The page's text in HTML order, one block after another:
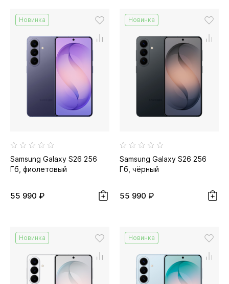
Новинка
Samsung Galaxy S26 256
Гб, фиолетовый
55 990 ₽
Новинка
Samsung Galaxy S26 256
Гб, чёрный
55 990 ₽
Новинка Новинка